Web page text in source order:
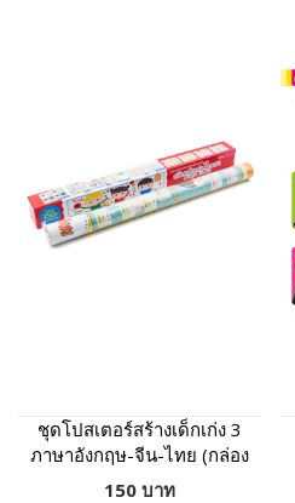
ชุดโปสเตอร์สร้างเด็กเก่ง 3
ภาษาอังกฤษ-จีน-ไทย (กล่อง
แดง)
150 บาท